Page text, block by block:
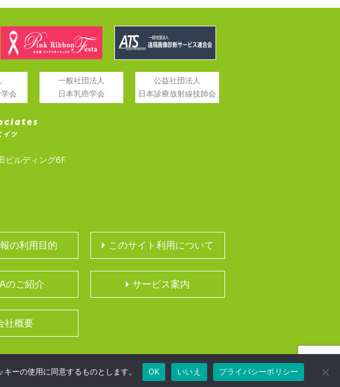
会
一般社団法人
日本乳癌学会
公益社団法人
日本診療放射線技師会
ビルディング6F
の利用目的 このサイト利用について
のご紹介 サービス案内
社概要
Reserved.
ーの使用に同意するものとします。 OK いいえ プライバシーポリシー